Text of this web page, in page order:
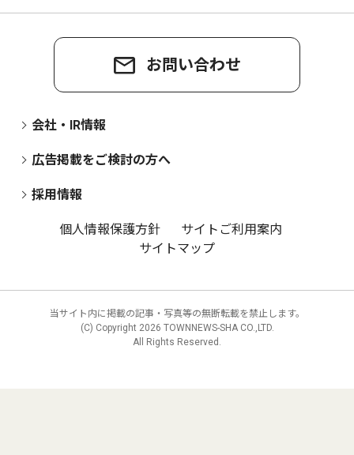
お問い合わせ
会社・IR情報
広告掲載をご検討の方へ
採用情報
個人情報保護方針
サイトご利用案内
サイトマップ
当サイト内に掲載の記事・写真等の無断転載を禁止します。
(C) Copyright 2026 TOWNNEWS-SHA CO.,LTD.
All Rights Reserved.